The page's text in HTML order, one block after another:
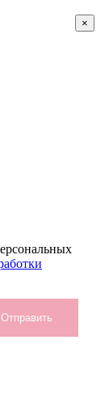
×
Отправить